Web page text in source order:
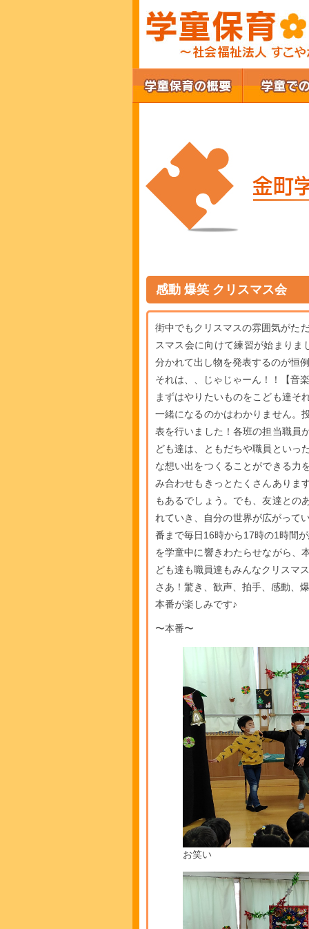
感動 爆笑 クリスマス会
街中でもクリスマスの雰囲気がた
スマス会に向けて練習が始まり
分かれて出し物を発表するのが恒
それは、、じゃじゃーん！！【音
まずはやりたいものをこども達そ
一緒になるのかはわかりません。
表を行いました！各班の担当職員
ども達は、ともだちや職員といっ
な想い出をつくることができる力
み合わせもきっとたくさんありま
もあるでしょう。でも、友達との
れていき、自分の世界が広がって
番まで毎日16時から17時の1時間
を学童中に響きわたらせながら、
ども達も職員達もみんなクリスマ
さあ！驚き、歓声、拍手、感動、
本番が楽しみです♪
〜本番〜
お笑い